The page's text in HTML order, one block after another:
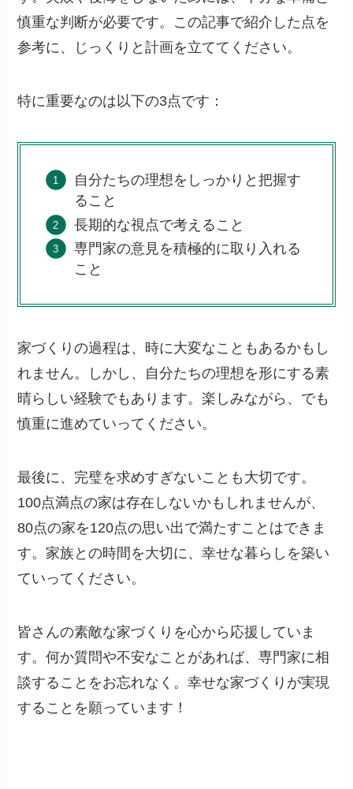
慎重な判断が必要です。この記事で紹介した点を
参考に、じっくりと計画を立ててください。
特に重要なのは以下の3点です：
自分たちの理想をしっかりと把握す
ること
長期的な視点で考えること
専門家の意見を積極的に取り入れる
こと
家づくりの過程は、時に大変なこともあるかもし
れません。しかし、自分たちの理想を形にする素
晴らしい経験でもあります。楽しみながら、でも
慎重に進めていってください。
最後に、完璧を求めすぎないことも大切です。
100点満点の家は存在しないかもしれませんが、
80点の家を120点の思い出で満たすことはできま
す。家族との時間を大切に、幸せな暮らしを築い
ていってください。
皆さんの素敵な家づくりを心から応援していま
す。何か質問や不安なことがあれば、専門家に相
談することをお忘れなく。幸せな家づくりが実現
することを願っています！